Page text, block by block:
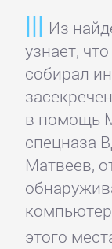
Из
узнает,
собирал
в помощь
спецназа
Матвеев,
этого
Сети